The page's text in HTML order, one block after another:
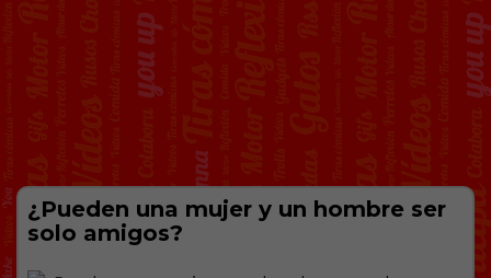
¿Pueden una mujer y un hombre ser
solo amigos?